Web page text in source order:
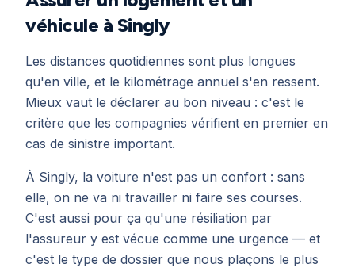
véhicule à Singly
Les distances quotidiennes sont plus longues
qu'en ville, et le kilométrage annuel s'en ressent.
Mieux vaut le déclarer au bon niveau : c'est le
critère que les compagnies vérifient en premier en
cas de sinistre important.
À Singly, la voiture n'est pas un confort : sans
elle, on ne va ni travailler ni faire ses courses.
C'est aussi pour ça qu'une résiliation par
l'assureur y est vécue comme une urgence — et
c'est le type de dossier que nous plaçons le plus